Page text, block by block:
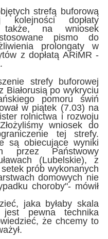
strefą buforową
dopłaty
także, na wniosek
pismo do
prolongaty w
z dopłatą ARiMR -
strefy buforowej
Białorusią po wykryciu
pomoru świń
w piątek (7.03) na
rolnictwa i rozwoju
wniosek do
tej strefy.
są obiecujące wyniki
przez Państwowy
(Lubelskie), z
prób wykonanych
domowych nie
choroby"- mówił
jaka byłaby skala
jest pewna technika
że chcemy to